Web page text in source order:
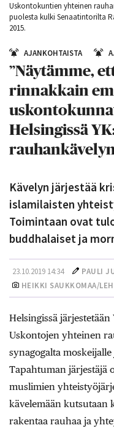
Uskontokuntien yhteinen
puolesta kulki Senaatintorilta
2015.
AJANKOHTAISTA
”Näytämme,
rinnakkain
Helsingissä
rauhankävelyn
Kävelyn järjestää
islamilaisten
Toimintaan ovat
buddhalaiset ja
23.10.2019 14:34
PAULI
HEIKKI SAUKKOMAA/
Helsingissä
Uskontojen yhteinen
synagogalta
Tapahtuman järjestäjä
muslimien
kävelemään kutsutaan
rakentaa rauhaa ja